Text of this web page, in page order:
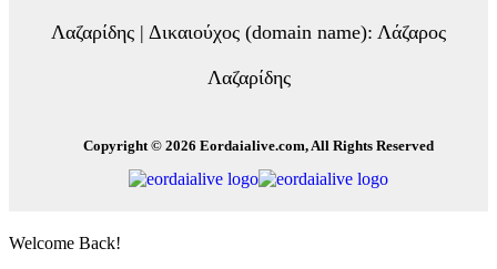
Λαζαρίδης | Δικαιούχος (domain name): Λάζαρος
Λαζαρίδης
Copyright © 2026 Eordaialive.com, All Rights Reserved
Welcome Back!